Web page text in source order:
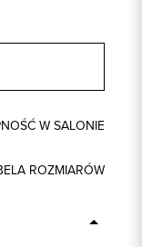
W SALONIE
ROZMIARÓW